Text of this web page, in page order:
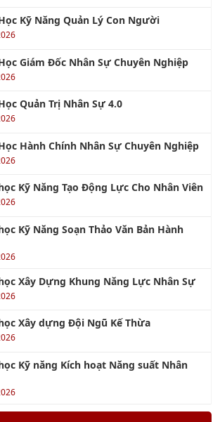
Kỹ Năng Quản Lý Con Người
Giám Đốc Nhân Sự Chuyên Nghiệp
Quản Trị Nhân Sự 4.0
Hành Chính Nhân Sự Chuyên Nghiệp
Kỹ Năng Tạo Động Lực Cho Nhân Viên
Kỹ Năng Soạn Thảo Văn Bản Hành
Xây Dựng Khung Năng Lực Nhân Sự
Xây dựng Đội Ngũ Kế Thừa
Kỹ năng Kích hoạt Năng suất Nhân